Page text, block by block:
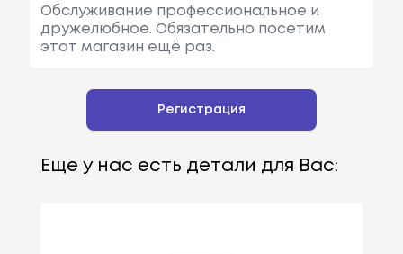
Обслуживание профессиональное и
дружелюбное. Обязательно посетим
этот магазин ещё раз.
Регистрация
Еще у нас есть детали для Вас: